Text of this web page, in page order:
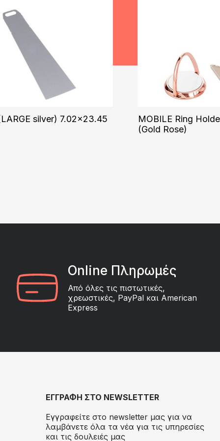
silver) 7.02×23.45
MOBILE Ring
(Gold Rose)
Online Πληρωμές
Από όλες τις πιστωτικές,
χρεωστικές, PayPal και American
Express
ΕΓΓΡΑΦΗ ΣΤΟ NEWSLETTER
Εγγραφείτε στο newsletter μας για να
λαμβάνετε όλα τα νέα για τις υπηρεσίες
και τις δουλειές μας